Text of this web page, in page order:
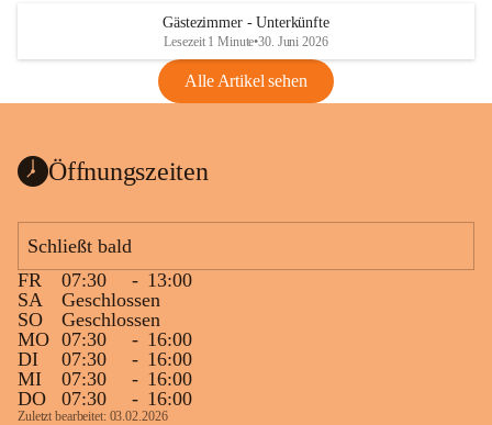
Gästezimmer - Unterkünfte
Lesezeit 1 Minute•30. Juni 2026
Alle Artikel sehen
Öffnungszeiten
Schließt bald
FR
07:30 - 13:00
SA
Geschlossen
SO
Geschlossen
MO 07:30 - 16:00
DI
07:30 - 16:00
MI
07:30 - 16:00
DO
07:30 - 16:00
Zuletzt bearbeitet: 03.02.2026